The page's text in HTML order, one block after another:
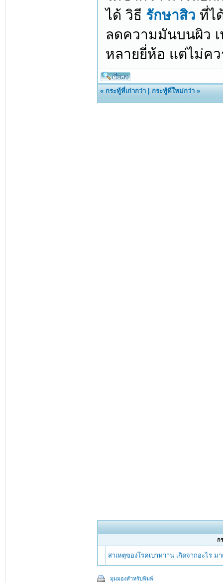
ได้ วิธี รักษาสิว ที่ไ
ลดความมันบนผิว
หลายยี่ห้อ แต่ไม่ค
«กระทู้ที่เก่ากว่า |กระทู้ที่ใหม่กว่า »
ก
สาเหตุของโรคเบาหวาน เกิดจากอะไร
มุมมองสำหรับพิมพ์